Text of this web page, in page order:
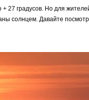
27 градусов. Но для
солнцем. Давайте